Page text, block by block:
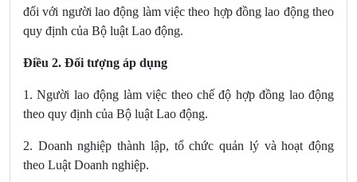
đối với người lao động làm việc theo hợp đồng lao động theo
quy định của Bộ luật Lao động.
Điều 2. Đối tượng áp dụng
1. Người lao động làm việc theo chế độ hợp đồng lao động
theo quy định của Bộ luật Lao động.
2. Doanh nghiệp thành lập, tổ chức quản lý và hoạt động
theo Luật Doanh nghiệp.